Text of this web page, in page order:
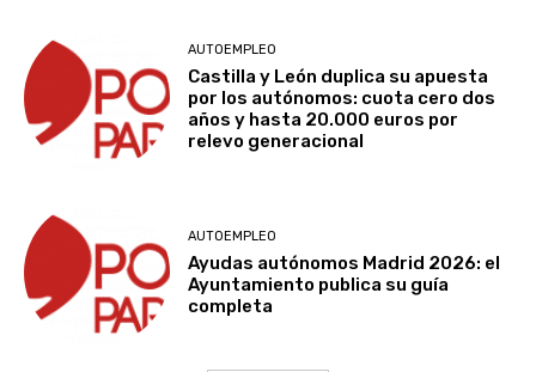
AUTOEMPLEO
Castilla y León duplica su apuesta
por los autónomos: cuota cero dos
años y hasta 20.000 euros por
relevo generacional
AUTOEMPLEO
Ayudas autónomos Madrid 2026: el
Ayuntamiento publica su guía
completa